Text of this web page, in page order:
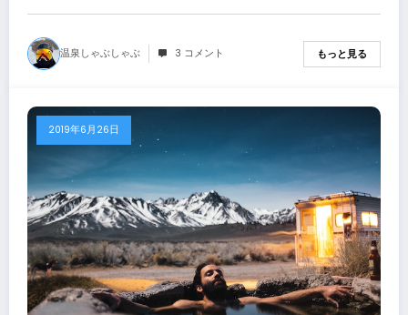
温泉しゃぶしゃぶ 3 コメント もっと見る
2019年6月26日